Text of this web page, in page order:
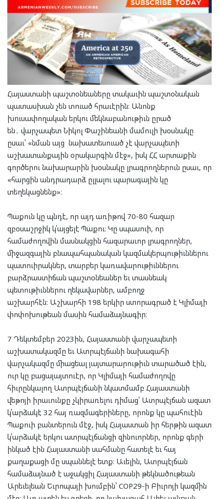
Հայաստանի պաշտօնեաները տակաւին պաշտօնական
պատասխան չեն տուած հրաւէրին։ Անոնք
խուսափողական երկու մեկնաբանութիւն ըրած
են․ վարչապետ Նիկոլ Փաշինեանի մամուլի խօսնակը
ըսաւ՝ «նման այց նախատեսուած չէ վարչապետի
աշխատանքային օրակարգին մէջ», իսկ ՀՀ արտաքին
գործերու նախարարին խօսնակը լրագրողներուն ըսաւ, որ
«հարցին անդրադարձ ըլլալու պարագային կը
տեղեկացնենք»։
Պաքուն կը պնդէ, որ այդ առիթով 70-80 հազար
զբօսաշրջիկ կ՛այցելէ Պաքու։ Կը սպասուի, որ
համաժողովին մասնակցին հազարաւոր լրագրողներ,
միջազգային բնապահպանական կազմակերպութիւններու
պատուիրակներ, տարբեր կառավարութիւններու
բարձրաստիճան պաշտօնեաներ եւ տասնեակ
պետութիւններու ղեկավարներ, ամբողջ
աշխարհէն: Աշխարհի 198 երկիր ստորագրած է Կլիմայի
փոփոխութեան մասին համաձայնագիր։
7 Դեկտեմբեր 2023ին, Հայաստանի վարչապետի
աշխատակազմը եւ Ատրպէյճանի նախագահի
վարչակազմը միացեալ յայտարարութիւն տարածած էին,
ուր կը բացայայտուէր, որ Կլիմայի համաժողովը
հիւրընկալող Ատրպէյճանի նկատմամբ Հայաստանի
վեթոյի իրաւունքը չկիրառելու դիմաց՝ Ատրպէյճան ազատ
կ՛արձակէ 32 հայ ռազմագերիները, որոնք կը պահուէին
Պաքուի բանտերուն մէջ, իսկ Հայաստան իր հերթին ազատ
կ՛արձակէ երկու ատրպէյճանցի զինուորներ, որոնք գերի
ինկած էին Հայաստանի սահմանը հատելէ եւ հայ
քաղաքացի մը սպաննելէ ետք։ Աւելին, Ատրպէյճան
համաձայնած է աջակցիլ Հայաստանի թեկնածութեան
Արեւելեան Եւրոպայի խումբին՝ COP29-ի Բիւրոյի կազմին